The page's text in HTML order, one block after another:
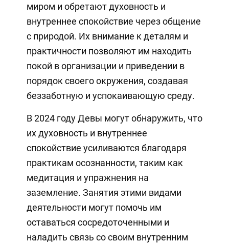
миром и обретают духовность и
внутреннее спокойствие через общение
с природой. Их внимание к деталям и
практичности позволяют им находить
покой в организации и приведении в
порядок своего окружения, создавая
беззаботную и успокаивающую среду.
В 2024 году Девы могут обнаружить, что
их духовность и внутреннее
спокойствие усиливаются благодаря
практикам осознанности, таким как
медитация и упражнения на
заземление. Занятия этими видами
деятельности могут помочь им
оставаться сосредоточенными и
наладить связь со своим внутренним